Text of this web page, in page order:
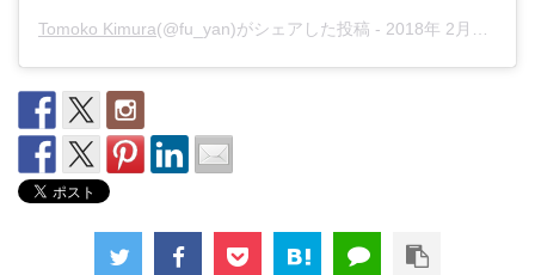
Tomoko Kimura(@fu_yan)がシェアした投稿 - 2018年 2月月7日午前7時57分PST